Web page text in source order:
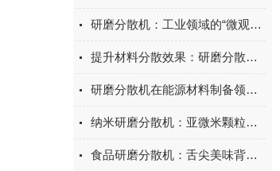
研磨分散机：工业领域的“微观加工大师”
提升材料分散效果：研磨分散机在涂料制造中的应用
研磨分散机在能源材料制备领域的应用探索
纳米研磨分散机：亚微米颗粒制备的动力引擎
食品研磨分散机：舌尖美味背后的科技力量